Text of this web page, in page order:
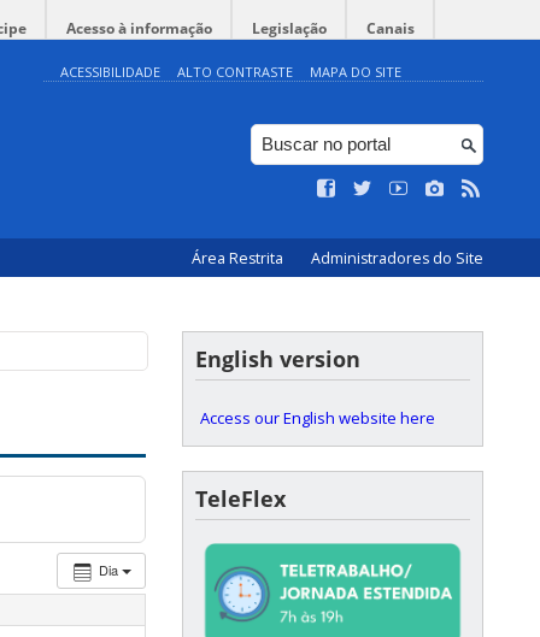
Acesso à informação Legislação Canais
ACESSIBILIDADE ALTO CONTRASTE MAPA DO SITE
Área Restrita Administradores do Site
Dia
English version
Access our English website here
TeleFlex